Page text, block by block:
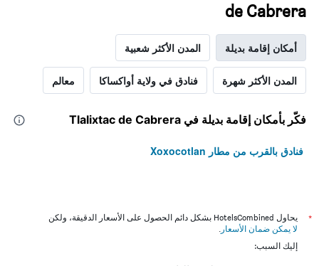
de Cabrera
أمكان إقامة بديلة المدن الأكثر شعبية
المدن الأكثر شهرة فنادق في ولاية أواكساكا معالم
فكّر بأمكان إقامة بديلة في Tlalixtac de Cabrera
فنادق بالقرب من مطار Xoxocotlan
*
يحاول HotelsCombined بشكل دائم الحصول على الأسعار الدقيقة، ولكن
لا يمكن ضمان الأسعار .
إليك السبب: